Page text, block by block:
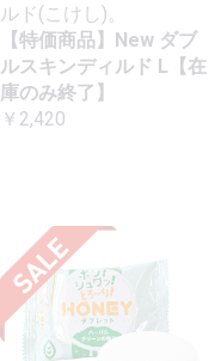
ルド(こけし)。
【特価商品】New ダブ
ルスキンディルド L【在
庫のみ終了】
￥2,420